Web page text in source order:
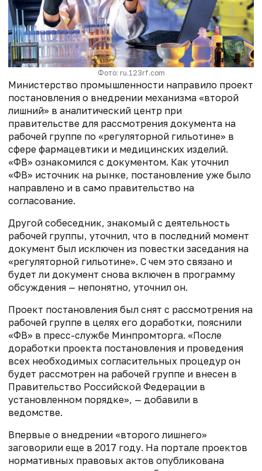
Фото: ru.123rf.com
Министерство промышленности направило проект
постановления о внедрении механизма «второй
лишний» в аналитический центр при
правительстве для рассмотрения документа на
рабочей группе по «регуляторной гильотине» в
сфере фармацевтики и медицинских изделий.
«ФВ» ознакомился с документом. Как уточнил
«ФВ» источник на рынке, постановление уже было
направлено и в само правительство на
согласование.
Другой собеседник, знакомый с деятельность
рабочей группы, уточнил, что в последний момент
документ был исключен из повестки заседания на
«регуляторной гильотине». С чем это связано и
будет ли документ снова включен в программу
обсуждения — непонятно, уточнил он.
Проект постановления был снят с рассмотрения на
рабочей группе в целях его доработки, пояснили
«ФВ» в пресс-службе Минпромторга. «После
доработки проекта постановления и проведения
всех необходимых согласительных процедур он
будет рассмотрен на рабочей группе и внесен в
Правительство Российской Федерации в
установленном порядке», — добавили в
ведомстве.
Впервые о внедрении «второго лишнего»
заговорили еще в 2017 году. На портале проектов
нормативных правовых актов опубликована